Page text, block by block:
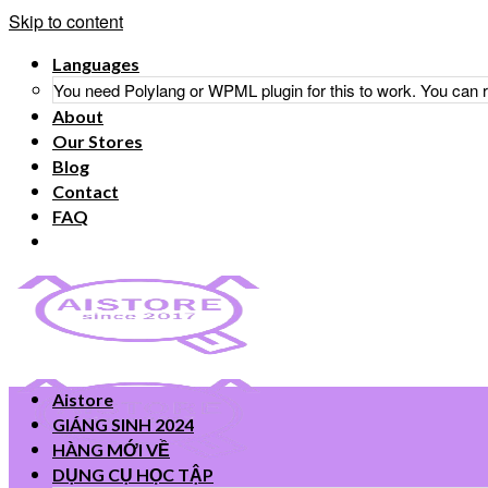
Skip to content
Languages
You need Polylang or WPML plugin for this to work. You
About
Our Stores
Blog
Contact
FAQ
Aistore
GIÁNG SINH 2024
HÀNG MỚI VỀ
DỤNG CỤ HỌC TẬP